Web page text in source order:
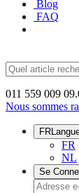
Blog
FAQ
011 559 009
Nous sommes
FR
FR
NL
Se